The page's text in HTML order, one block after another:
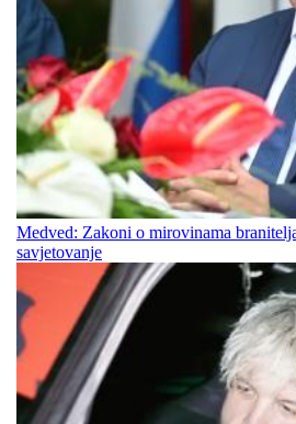
Medved: Zakoni o mirovinama
savjetovanje